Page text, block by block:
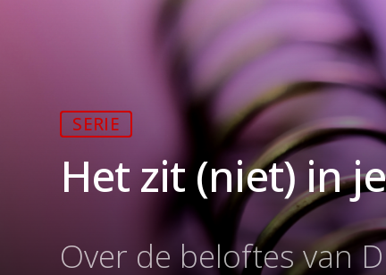
SERIE
Het zit (niet) in
Over de beloftes van